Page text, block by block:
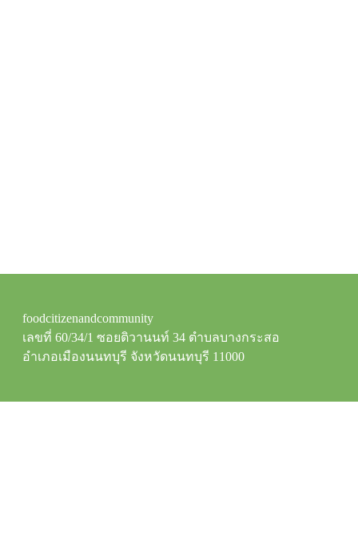
foodcitizenandcommunity
เลขที่ 60/34/1 ซอยติวานนท์ 34 ตำบลบางกระสอ
อำเภอเมืองนนทบุรี จังหวัดนนทบุรี 11000